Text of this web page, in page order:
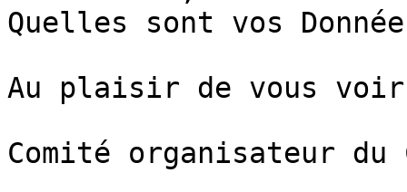
Quelles sont vos
Au plaisir de vous voir
Comité organisateur du